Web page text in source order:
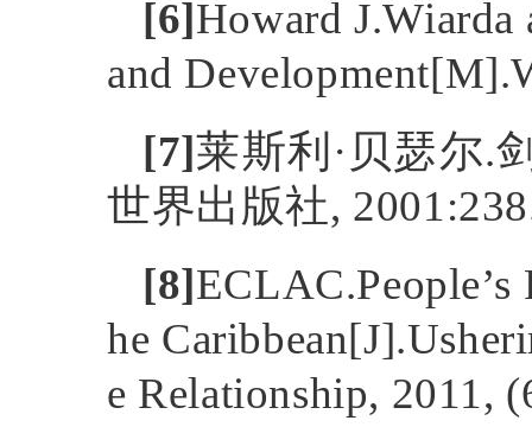
[6]Howard
and
[7]莱斯利 · 贝瑟尔.
世界出版社,
[8]
he
e Relationship, 2011,